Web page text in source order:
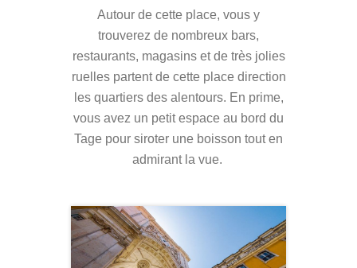
Autour de cette place, vous y
trouverez de nombreux bars,
restaurants, magasins et de très jolies
ruelles partent de cette place direction
les quartiers des alentours. En prime,
vous avez un petit espace au bord du
Tage pour siroter une boisson tout en
admirant la vue.